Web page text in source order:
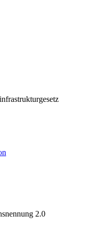
2.0